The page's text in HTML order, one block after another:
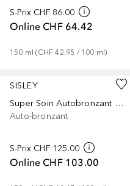
S-Prix CHF 86.00
Online CHF 64.42
150 ml (CHF 42.95 / 100 ml)
SISLEY
Super Soin Autobronzant Corps
Auto-bronzant
S-Prix CHF 125.00
Online CHF 103.00